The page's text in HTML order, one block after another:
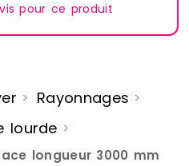
pour ce produit
> Rayonnages >
lourde >
longueur 3000 mm